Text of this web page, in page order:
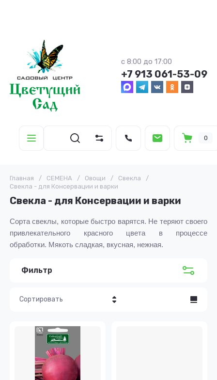
с 8:00 до 17:00
+7 913 061-53-09
0
Главная / СЕМЕНА / Овощи / Свекла
/
Свекла - для Консервации и варки
Свекла - для Консервации и варки
Сорта свеклы, которые быстро варятся. Не теряют своего
привлекательного красного цвета в процессе
обработки. Мякоть сладкая, вкусная, нежная.
Фильтр
Сортировать
Цена - возрастание
Название - Я-А
Название - А-Я